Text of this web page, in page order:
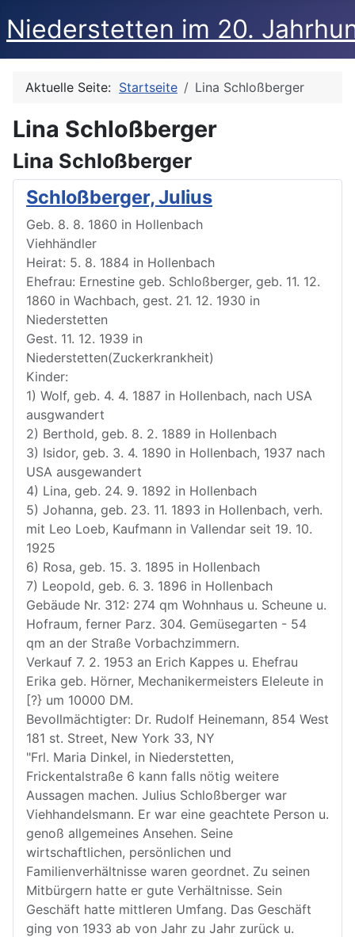
Niederstetten im 20.
Aktuelle Seite: Startseite Lina Schloßberger
Lina Schloßberger
Lina Schloßberger
Schloßberger, Julius
Geb. 8. 8. 1860 in Hollenbach
Viehhändler
Heirat: 5. 8. 1884 in Hollenbach
Ehefrau: Ernestine geb. Schloßberger, geb. 11. 12.
1860 in Wachbach, gest. 21. 12. 1930 in
Niederstetten
Gest. 11. 12. 1939 in
Niederstetten(Zuckerkrankheit)
Kinder:
1) Wolf, geb. 4. 4. 1887 in Hollenbach, nach USA
ausgwandert
2) Berthold, geb. 8. 2. 1889 in Hollenbach
3) Isidor, geb. 3. 4. 1890 in Hollenbach, 1937 nach
USA ausgewandert
4) Lina, geb. 24. 9. 1892 in Hollenbach
5) Johanna, geb. 23. 11. 1893 in Hollenbach, verh.
mit Leo Loeb, Kaufmann in Vallendar seit 19. 10.
1925
6) Rosa, geb. 15. 3. 1895 in Hollenbach
7) Leopold, geb. 6. 3. 1896 in Hollenbach
Gebäude Nr. 312: 274 qm Wohnhaus u. Scheune u.
Hofraum, ferner Parz. 304. Gemüsegarten - 54
qm an der Straße Vorbachzimmern.
Verkauf 7. 2. 1953 an Erich Kappes u. Ehefrau
Erika geb. Hörner, Mechanikermeisters Eleleute in
[?} um 10000 DM.
Bevollmächtigter: Dr. Rudolf Heinemann, 854 West
181 st. Street, New York 33, NY
"Frl. Maria Dinkel, in Niederstetten,
Frickentalstraße 6 kann falls nötig weitere
Aussagen machen. Julius Schloßberger war
Viehhandelsmann. Er war eine geachtete Person u.
genoß allgemeines Ansehen. Seine
wirtschaftlichen, persönlichen und
Familienverhältnisse waren geordnet. Zu seinen
Mitbürgern hatte er gute Verhältnisse. Sein
Geschäft hatte mittleren Umfang. Das Geschäft
ging von 1933 ab von Jahr zu Jahr zurück u.